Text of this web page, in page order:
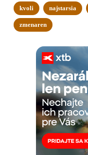
kvoli najstarsia
zmenaren